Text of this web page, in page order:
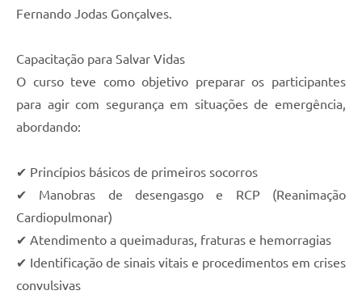
Fernando Jodas Gonçalves.
Capacitação para Salvar Vidas
O curso teve como objetivo preparar os participantes
para agir com segurança em situações de emergência,
abordando:
✔ Princípios básicos de primeiros socorros
✔ Manobras de desengasgo e RCP (Reanimação
Cardiopulmonar)
✔ Atendimento a queimaduras, fraturas e hemorragias
✔ Identificação de sinais vitais e procedimentos em crises
convulsivas